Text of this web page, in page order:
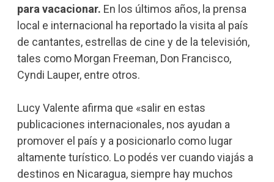
para vacacionar. En los últimos años, la prensa
local e internacional ha reportado la visita al país
de cantantes, estrellas de cine y de la televisión,
tales como Morgan Freeman, Don Francisco,
Cyndi Lauper, entre otros.
Lucy Valente afirma que «salir en estas
publicaciones internacionales, nos ayudan a
promover el país y a posicionarlo como lugar
altamente turístico. Lo podés ver cuando viajás a
destinos en Nicaragua, siempre hay muchos